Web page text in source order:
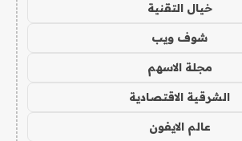
خيال التقنية
شوف ويب
مجلة الاسهم
الشرقية الاقتصادية
عالم الايفون